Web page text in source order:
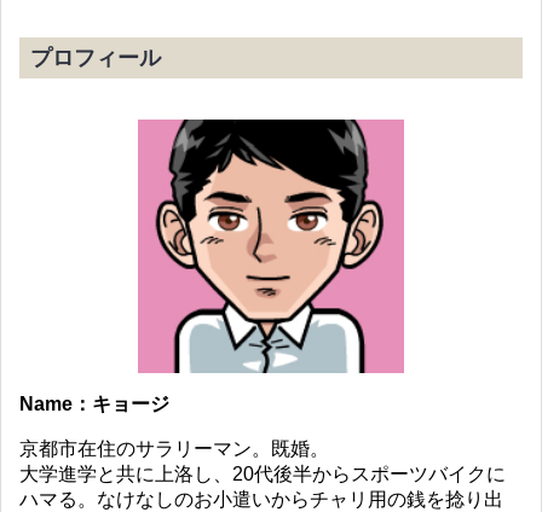
プロフィール
Name：キョージ
京都市在住のサラリーマン。既婚。
大学進学と共に上洛し、20代後半からスポーツバイクに
ハマる。なけなしのお小遣いからチャリ用の銭を捻り出